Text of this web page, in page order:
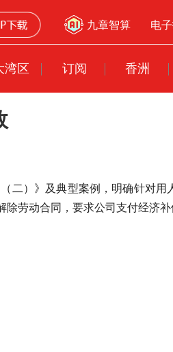
九章智算 电
湾区 订阅 香洲
二）》及典型案例，明确针对
劳动合同，要求公司支付经济补